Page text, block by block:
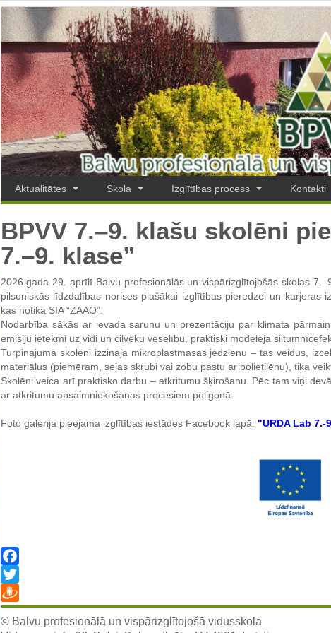
Aktualitātes Skola Izglītības process Kontakti
BPVV 7.–9. klašu skolēni
7.–9. klase”
2026.gada 29. aprīlī Balvu profesionālās un vispārizglītojošās skolas
pilsoniskās līdzdalības norises plašākai izglītības pieredzei un karjeras
kas notika SIA “ZAAO”.
Nodarbība sākās ar ievada sarunu un prezentāciju par klimata
emisiju ietekmi uz vidi un cilvēku veselību, praktiski modelēja
Turpinājumā skolēni izzināja mikroplastmasas jēdzienu – tās veidus,
materiālus (piemēram, sejas skrubi vai zobu pastu ar polietilēnu), tika
Skolēni veica arī praktisko darbu – atkritumu šķirošanu. Pēc tam viņi
ar atkritumu apsaimniekošanas procesiem poligonā.
Foto galerija pieejama izglītības iestādes Facebook lapā: "URDA Lab 7.-
Facebook
Twitter
Draugiem
© Balvu profesionālā un vispārizglītojošā vidusskola